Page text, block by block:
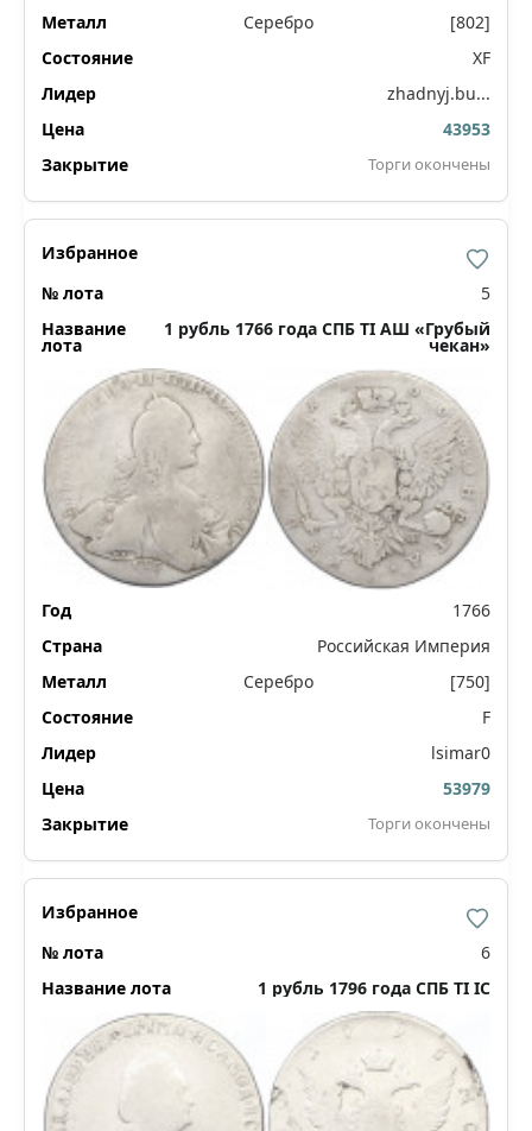
Серебро
[802]
XF
zhadnyj.bu...
43953
Торги окончены
5
1 рубль 1766 года СПБ ТI АШ «Грубый
чекан»
1766
Российская Империя
Серебро
[750]
F
lsimar0
53979
Торги окончены
6
1 рубль 1796 года СПБ ТI IС